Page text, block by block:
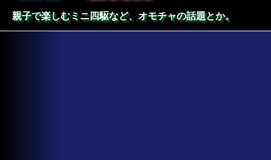
親子で楽しむミニ四駆など、オモチャの話題とか。